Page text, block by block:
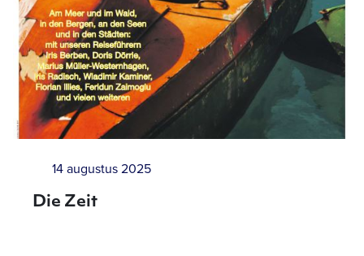
14 augustus 2025
Die Zeit